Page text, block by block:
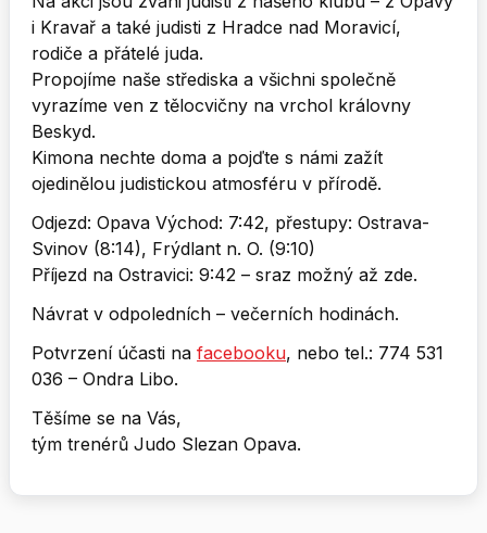
i Kravař a také judisti z Hradce nad Moravicí,
rodiče a přátelé juda.
Propojíme naše střediska a všichni společně
vyrazíme ven z tělocvičny na vrchol královny
Beskyd.
Kimona nechte doma a pojďte s námi zažít
ojedinělou judistickou atmosféru v přírodě.
Odjezd: Opava Východ: 7:42, přestupy: Ostrava-
Svinov (8:14), Frýdlant n. O. (9:10)
Příjezd na Ostravici: 9:42 – sraz možný až zde.
Návrat v odpoledních – večerních hodinách.
Potvrzení účasti na facebooku, nebo tel.: 774 531
036 – Ondra Libo.
Těšíme se na Vás,
tým trenérů Judo Slezan Opava.